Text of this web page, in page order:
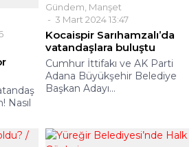
Nasıl
Gündem Manşet
3 Mart 2024 13:47
Kocaispir Sarıhamzalı’da
vatandaşlara buluştu
Cumhur İttifakı ve AK Parti
Adana Büyükşehir Belediye
Başkan Adayı...